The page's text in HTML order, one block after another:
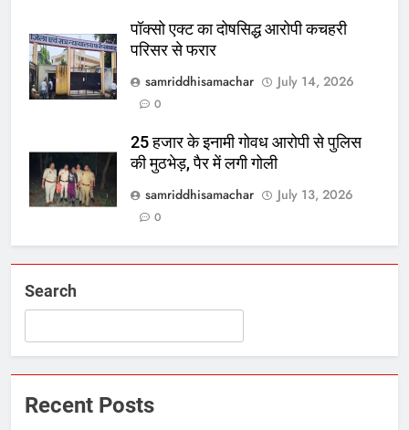
पॉक्सो एक्ट का दोषसिद्ध आरोपी कचहरी
परिसर से फरार
samriddhisamachar
July 14, 2026
0
25 हजार के इनामी गोवध आरोपी से पुलिस
की मुठभेड़, पैर में लगी गोली
samriddhisamachar
July 13, 2026
0
Search
Recent Posts